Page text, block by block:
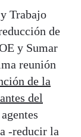
Trabajo
de
y Sumar
reunión
de la
del
-reducir la